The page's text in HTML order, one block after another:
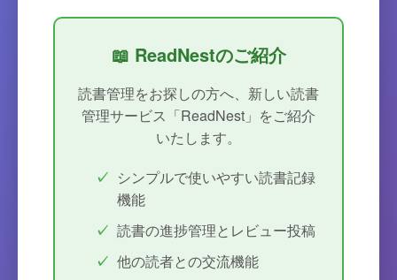
📖 ReadNestのご紹介
読書管理をお探しの方へ、新しい読書
管理サービス「ReadNest」をご紹介
いたします。
シンプルで使いやすい読書記録
機能
読書の進捗管理とレビュー投稿
他の読者との交流機能